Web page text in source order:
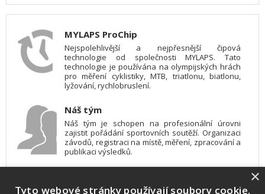
MYLAPS ProChip
Nejspolehlivější a nejpřesnější čipová
technologie od společnosti MYLAPS. Tato
technologie je používána na olympijských hrách
pro měření cyklistiky, MTB, triatlonu, biatlonu,
lyžování, rychlobruslení.
Náš tým
Náš tým je schopen na profesionální úrovni
zajistit pořádání sportovních soutěží. Organizaci
závodů, registraci na místě, měření, zpracování a
publikaci výsledků.
Pro měření, zpracování a publikaci výsledků
×
Tyto webové stránky používají soubory cookie.